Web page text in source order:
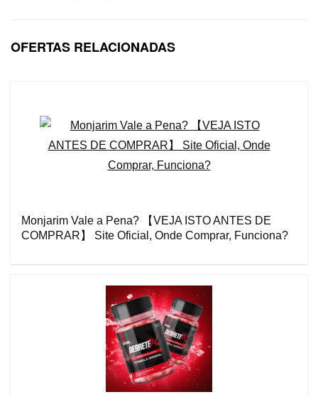
OFERTAS RELACIONADAS
Monjarim Vale a Pena? 【VEJA ISTO ANTES DE
COMPRAR】 Site Oficial, Onde Comprar, Funciona?